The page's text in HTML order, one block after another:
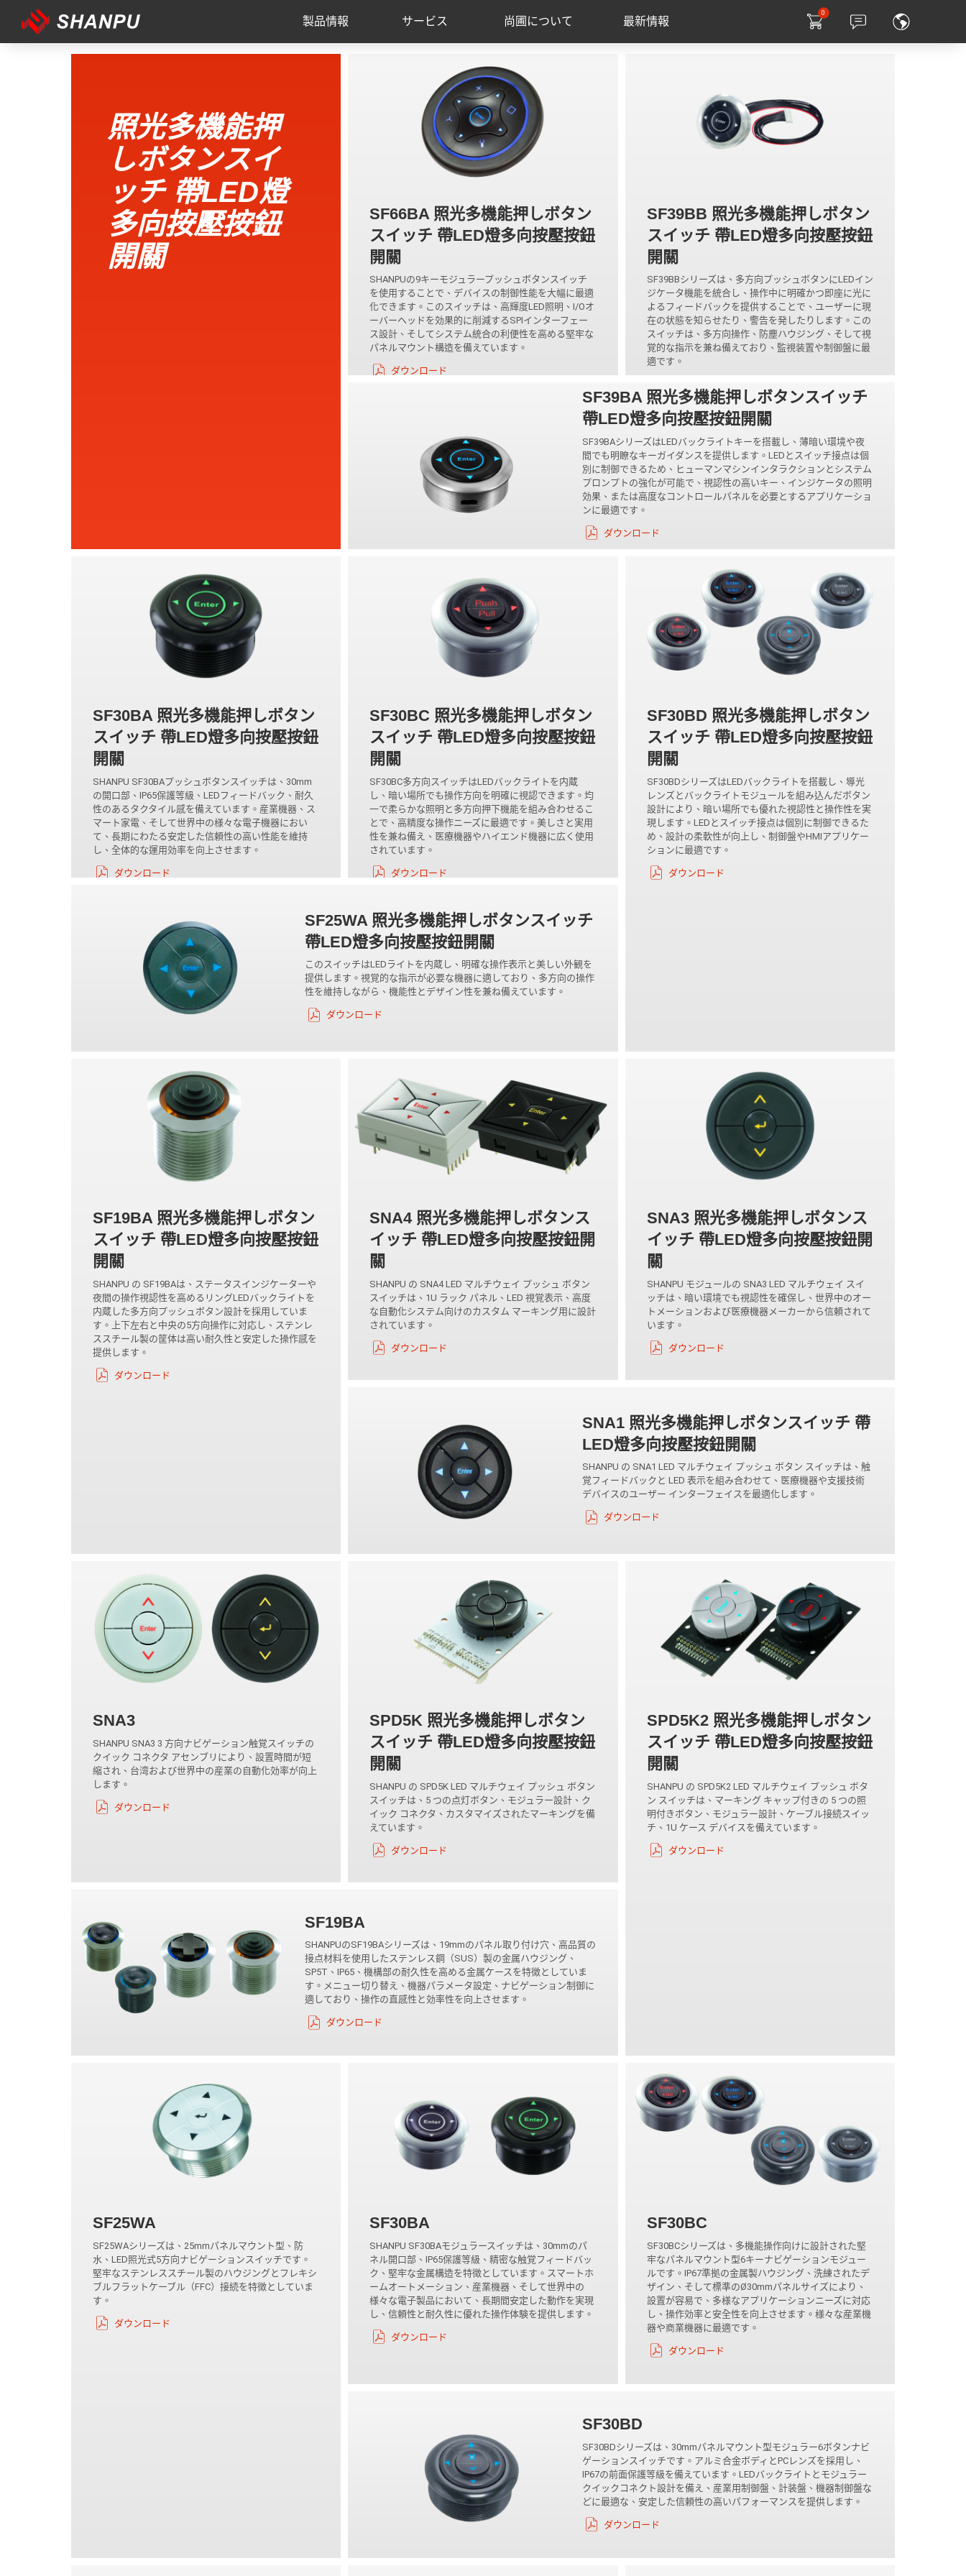
0
製品情報 サービス 尚圃について 最新情報
照光多機能押
しボタンスイ
ッチ 帶LED燈
多向按壓按鈕
開關
SF66BA 照光多機能押しボタン
スイッチ 帶LED燈多向按壓按鈕
開關
SHANPUの9キーモジュラープッシュボタンスイッチ
を使用することで、デバイスの制御性能を大幅に最適
化できます。このスイッチは、高輝度LED照明、I/Oオ
ーバーヘッドを効果的に削減するSPIインターフェー
ス設計、そしてシステム統合の利便性を高める堅牢な
パネルマウント構造を備えています。
ダウンロード
SF39BB 照光多機能押しボタン
スイッチ 帶LED燈多向按壓按鈕
開關
SF39BBシリーズは、多方向プッシュボタンにLEDイン
ジケータ機能を統合し、操作中に明確かつ即座に光に
よるフィードバックを提供することで、ユーザーに現
在の状態を知らせたり、警告を発したりします。この
スイッチは、多方向操作、防塵ハウジング、そして視
覚的な指示を兼ね備えており、監視装置や制御盤に最
適です。
SF39BA 照光多機能押しボタンスイッチ
帶LED燈多向按壓按鈕開關
SF39BAシリーズはLEDバックライトキーを搭載し、薄暗い環境や夜
間でも明瞭なキーガイダンスを提供します。LEDとスイッチ接点は個
別に制御できるため、ヒューマンマシンインタラクションとシステム
プロンプトの強化が可能で、視認性の高いキー、インジケータの照明
効果、または高度なコントロールパネルを必要とするアプリケーショ
ンに最適です。
ダウンロード
SF30BD 照光多機能押しボタン
スイッチ 帶LED燈多向按壓按鈕
開關
SF30BDシリーズはLEDバックライトを搭載し、導光
レンズとバックライトモジュールを組み込んだボタン
設計により、暗い場所でも優れた視認性と操作性を実
現します。LEDとスイッチ接点は個別に制御できるた
め、設計の柔軟性が向上し、制御盤やHMIアプリケー
ションに最適です。
ダウンロード
SF30BC 照光多機能押しボタン
スイッチ 帶LED燈多向按壓按鈕
開關
SF30BC多方向スイッチはLEDバックライトを内蔵
し、暗い場所でも操作方向を明確に視認できます。均
一で柔らかな照明と多方向押下機能を組み合わせるこ
とで、高精度な操作ニーズに最適です。美しさと実用
性を兼ね備え、医療機器やハイエンド機器に広く使用
されています。
ダウンロード
SF30BA 照光多機能押しボタン
スイッチ 帶LED燈多向按壓按鈕
開關
SHANPU SF30BAプッシュボタンスイッチは、30mm
の開口部、IP65保護等級、LEDフィードバック、耐久
性のあるタクタイル感を備えています。産業機器、ス
マート家電、そして世界中の様々な電子機器におい
て、長期にわたる安定した信頼性の高い性能を維持
し、全体的な運用効率を向上させます。
ダウンロード
SF25WA 照光多機能押しボタンスイッチ
帶LED燈多向按壓按鈕開關
このスイッチはLEDライトを内蔵し、明確な操作表示と美しい外観を
提供します。視覚的な指示が必要な機器に適しており、多方向の操作
性を維持しながら、機能性とデザイン性を兼ね備えています。
ダウンロード
SF19BA 照光多機能押しボタン
スイッチ 帶LED燈多向按壓按鈕
開關
SHANPU の SF19BAは、ステータスインジケーターや
夜間の操作視認性を高めるリングLEDバックライトを
内蔵した多方向プッシュボタン設計を採用していま
す。上下左右と中央の5方向操作に対応し、ステンレ
ススチール製の筐体は高い耐久性と安定した操作感を
提供します。
ダウンロード
SNA4 照光多機能押しボタンス
イッチ 帶LED燈多向按壓按鈕開
關
SHANPU の SNA4 LED マルチウェイ プッシュ ボタン
スイッチは、1U ラック パネル、LED 視覚表示、高度
な自動化システム向けのカスタム マーキング用に設計
されています。
ダウンロード
SNA3 照光多機能押しボタンス
イッチ 帶LED燈多向按壓按鈕開
關
SHANPU モジュールの SNA3 LED マルチウェイ スイ
ッチは、暗い環境でも視認性を確保し、世界中のオー
トメーションおよび医療機器メーカーから信頼されて
います。
ダウンロード
SNA1 照光多機能押しボタンスイッチ 帶
LED燈多向按壓按鈕開關
SHANPU の SNA1 LED マルチウェイ プッシュ ボタン スイッチは、触
覚フィードバックと LED 表示を組み合わせて、医療機器や支援技術
デバイスのユーザー インターフェイスを最適化します。
ダウンロード
SPD5K2 照光多機能押しボタン
スイッチ 帶LED燈多向按壓按鈕
開關
SHANPU の SPD5K2 LED マルチウェイ プッシュ ボタ
ン スイッチは、マーキング キャップ付きの 5 つの照
明付きボタン、モジュラー設計、ケーブル接続スイッ
チ、1U ケース デバイスを備えています。
ダウンロード
SPD5K 照光多機能押しボタン
スイッチ 帶LED燈多向按壓按鈕
開關
SHANPU の SPD5K LED マルチウェイ プッシュ ボタン
スイッチは、5 つの点灯ボタン、モジュラー設計、ク
イック コネクタ、カスタマイズされたマーキングを備
えています。
ダウンロード
SNA3
SHANPU SNA3 3 方向ナビゲーション触覚スイッチの
クイック コネクタ アセンブリにより、設置時間が短
縮され、台湾および世界中の産業の自動化効率が向上
します。
ダウンロード
SF19BA
SHANPUのSF19BAシリーズは、19mmのパネル取り付け穴、高品質の
接点材料を使用したステンレス鋼（SUS）製の金属ハウジング、
SP5T、IP65、機構部の耐久性を高める金属ケースを特徴としていま
す。メニュー切り替え、機器パラメータ設定、ナビゲーション制御に
適しており、操作の直感性と効率性を向上させます。
ダウンロード
SF25WA
SF25WAシリーズは、25mmパネルマウント型、防
水、LED照光式5方向ナビゲーションスイッチです。
堅牢なステンレススチール製のハウジングとフレキシ
ブルフラットケーブル（FFC）接続を特徴としていま
す。
ダウンロード
SF30BA
SHANPU SF30BAモジュラースイッチは、30mmのパ
ネル開口部、IP65保護等級、精密な触覚フィードバッ
ク、堅牢な金属構造を特徴としています。スマートホ
ームオートメーション、産業機器、そして世界中の
様々な電子製品において、長期間安定した動作を実現
し、信頼性と耐久性に優れた操作体験を提供します。
ダウンロード
SF30BC
SF30BCシリーズは、多機能操作向けに設計された堅
牢なパネルマウント型6キーナビゲーションモジュー
ルです。IP67準拠の金属製ハウジング、洗練されたデ
ザイン、そして標準のØ30mmパネルサイズにより、
設置が容易で、多様なアプリケーションニーズに対応
し、操作効率と安全性を向上させます。様々な産業機
器や商業機器に最適です。
ダウンロード
SF30BD
SF30BDシリーズは、30mmパネルマウント型モジュラー6ボタンナビ
ゲーションスイッチです。アルミ合金ボディとPCレンズを採用し、
IP67の前面保護等級を備えています。LEDバックライトとモジュラー
クイックコネクト設計を備え、産業用制御盤、計装盤、機器制御盤な
どに最適な、安定した信頼性の高いパフォーマンスを提供します。
ダウンロード